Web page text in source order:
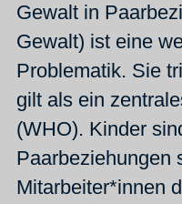
Gewalt in
Gewalt) ist eine
Problematik. Sie
gilt als ein
(WHO). Kinder
Paarbeziehungen
Mitarbeiter*innen